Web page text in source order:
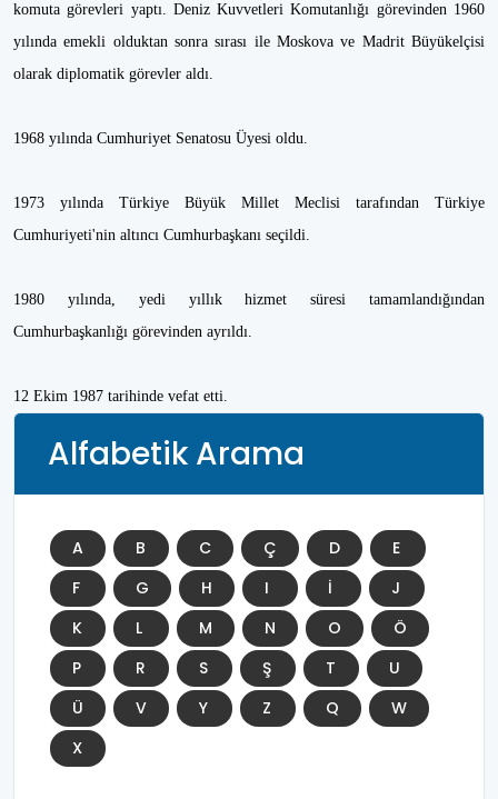
komuta görevleri yaptı. Deniz Kuvvetleri Komutanlığı görevinden 1960
yılında emekli olduktan sonra sırası ile Moskova ve Madrit Büyükelçisi
olarak diplomatik görevler aldı.
1968 yılında Cumhuriyet Senatosu Üyesi oldu.
1973 yılında Türkiye Büyük Millet Meclisi tarafından Türkiye
Cumhuriyeti'nin altıncı Cumhurbaşkanı seçildi.
1980 yılında, yedi yıllık hizmet süresi tamamlandığından
Cumhurbaşkanlığı görevinden ayrıldı.
12 Ekim 1987 tarihinde vefat etti.
Alfabetik Arama
A B C Ç D
E
F
G H I İ
J
K
L M N O
Ö
P
R S Ş T
U
Ü
V Y Z Q
W
X